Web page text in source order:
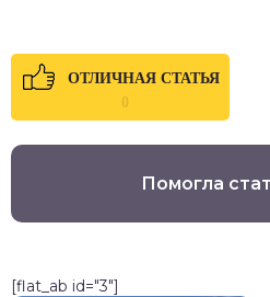
ОТЛИЧНАЯ СТАТЬЯ
0
Помогла
[flat_ab id="3"]